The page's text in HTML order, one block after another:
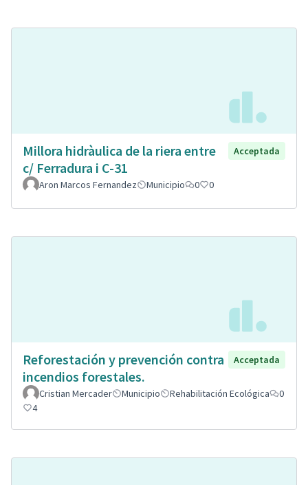
Millora hidràulica de la riera entre
c/ Ferradura i C-31
Acceptada
Aron Marcos Fernandez Municipio 0 0
Reforestación y prevención contra
incendios forestales.
Acceptada
Cristian Mercader Municipio Rehabilitación Ecológica
0
4